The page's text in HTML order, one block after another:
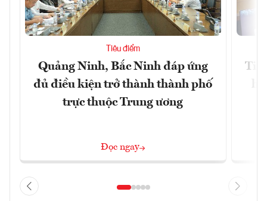
Tiêu điểm
Quảng Ninh, Bắc Ninh đáp ứng
đủ điều kiện trở thành thành phố
trực thuộc Trung ương
Đọc ngay